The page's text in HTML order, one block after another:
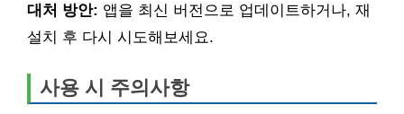
대처 방안: 앱을 최신 버전으로 업데이트하거나, 재
설치 후 다시 시도해보세요.
사용 시 주의사항